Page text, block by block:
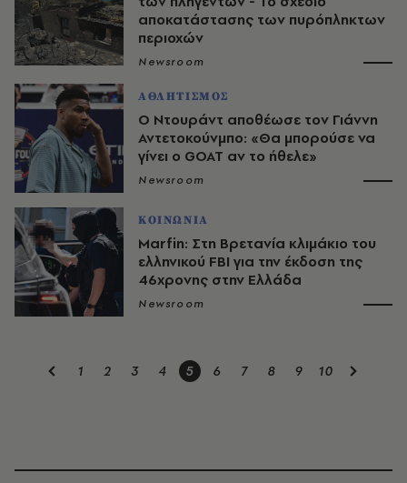
αποκατάστασης των πυρόπληκτων
περιοχών
Newsroom
ΑΘΛΗΤΙΣΜΟΣ
Ο Ντουράντ αποθέωσε τον Γιάννη
Αντετοκούνμπο: «Θα μπορούσε να
γίνει ο GOAT αν το ήθελε»
Newsroom
ΚΟΙΝΩΝΙΑ
Marfin: Στη Βρετανία κλιμάκιο του
ελληνικού FBI για την έκδοση της
46χρονης στην Ελλάδα
Newsroom
1 2 3 4 5 6 7 8 9 10